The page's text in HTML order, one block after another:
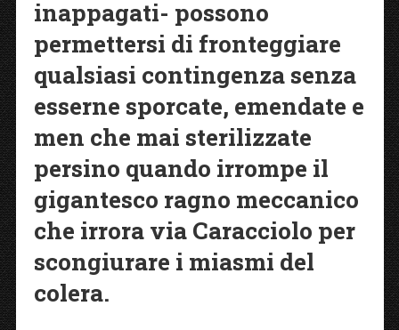
inappagati- possono
permettersi di fronteggiare
qualsiasi contingenza senza
esserne sporcate, emendate e
men che mai sterilizzate
persino quando irrompe il
gigantesco ragno meccanico
che irrora via Caracciolo per
scongiurare i miasmi del
colera.